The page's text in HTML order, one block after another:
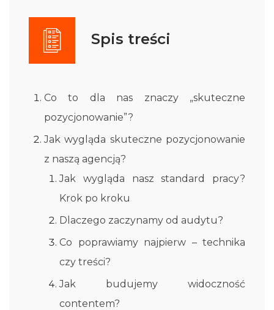
Spis treści
Co to dla nas znaczy „skuteczne
pozycjonowanie”?
Jak wygląda skuteczne pozycjonowanie
z naszą agencją?
Jak wygląda nasz standard pracy?
Krok po kroku
Dlaczego zaczynamy od audytu?
Co poprawiamy najpierw – technika
czy treści?
Jak budujemy widoczność
contentem?